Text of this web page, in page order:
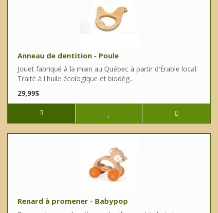
Anneau de dentition - Poule
Jouet fabriqué à la main au Québec à partir d'Érable local.
Traité à l'huile écologique et biodég..
29,99$
Renard à promener - Babypop